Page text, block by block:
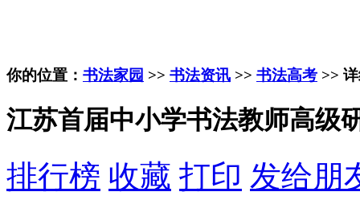
你的位置： 书法家园 >> 书法资讯 >> 书法高考 >>
江苏首届中小学书法教师高级
排行榜 收藏 打印 发给朋